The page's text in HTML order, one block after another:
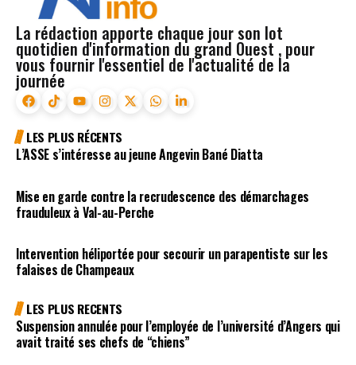
La rédaction apporte chaque jour son lot
quotidien d'information du grand Ouest , pour
vous fournir l'essentiel de l'actualité de la
journée
LES PLUS RÉCENTS
L’ASSE s’intéresse au jeune Angevin Bané Diatta
Mise en garde contre la recrudescence des démarchages
frauduleux à Val-au-Perche
Intervention héliportée pour secourir un parapentiste sur les
falaises de Champeaux
LES PLUS RECENTS
Suspension annulée pour l’employée de l’université d’Angers qui
avait traité ses chefs de “chiens”